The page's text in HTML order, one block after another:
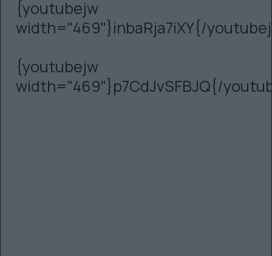
{youtubejw
width="469"}inbaRja7iXY{/
{youtubejw
width="469"}p7CdJvSFBJQ{/